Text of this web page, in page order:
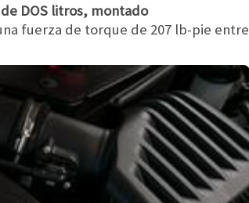
DOS litros, montado
fuerza de torque de 207 lb-pie entre